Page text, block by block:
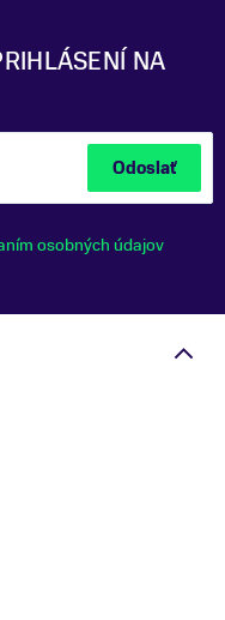
NA
Odoslať
osobných údajov